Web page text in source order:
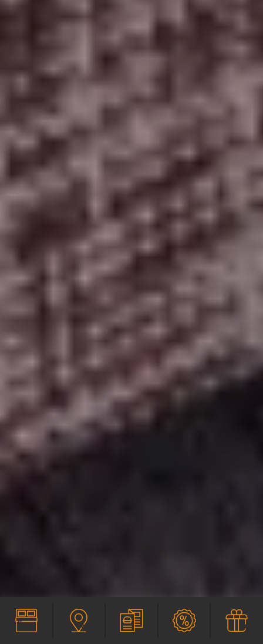
SPECIALSGUTSCHEINE